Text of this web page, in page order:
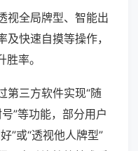
视全局牌型、智能出
快速自摸等操作，
率。
第三方软件实现“随
”等功能，部分用户
”或“透视他人牌型”